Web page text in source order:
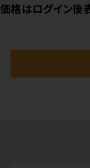
価格はログイン後